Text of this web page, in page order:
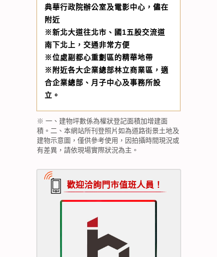
典華行政院辦公室及電影中心，儘在
附近
※新北大道往北市、國1五股交流道
南下北上，交通非常方便
※位處副都心重劃區的精華地帶
※附近各大企業總部林立商業區，適
合企業總部、月子中心及事務所設
立。
※ 一、建物坪數係為權狀登記面積加增建面
積。二、本網站所刊登照片如為道路街景土地及
建物示意圖，僅供參考使用，因拍攝時間現況或
有差異，請依現場實際狀況為主。
歡迎洽詢門市值班人員！